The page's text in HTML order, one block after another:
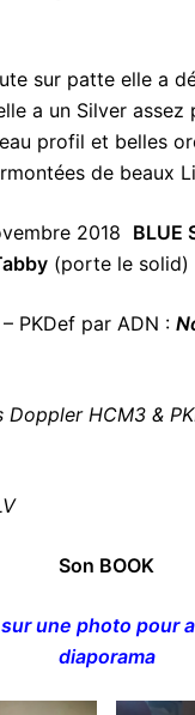
sur patte elle a
a un Silver assez
profil et belles
de beaux
2018 BLUE
(porte le solid)
PKDef par ADN :
Doppler HCM3 &
Son BOOK
une photo pour
diaporama